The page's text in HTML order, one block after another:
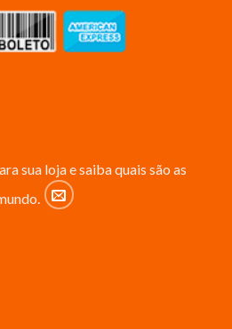
sua loja e saiba quais são as